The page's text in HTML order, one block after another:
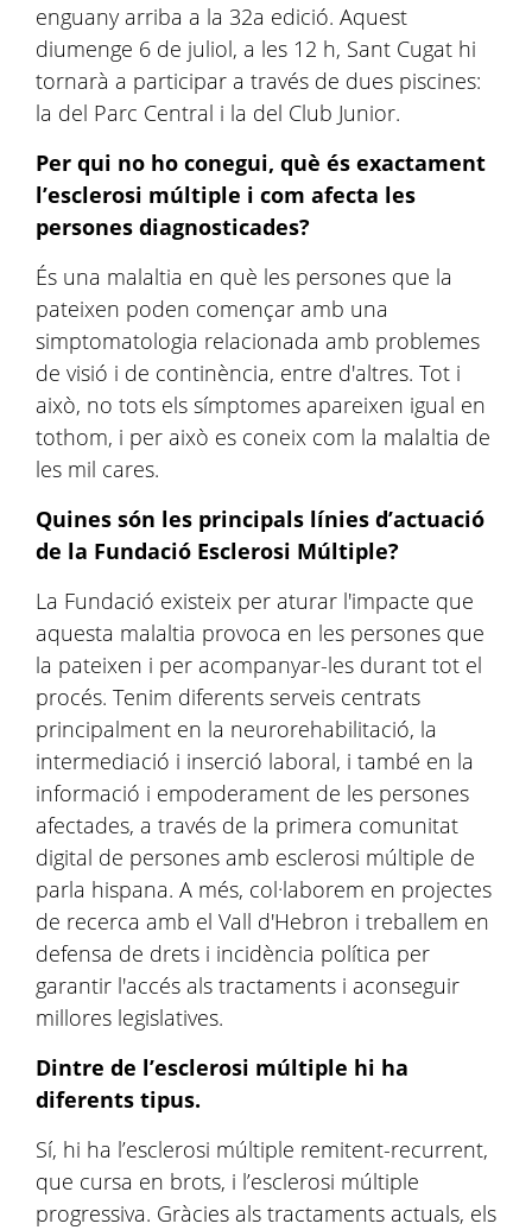
enguany arriba a la 32a edició. Aquest
diumenge 6 de juliol, a les 12 h, Sant Cugat hi
tornarà a participar a través de dues piscines:
la del Parc Central i la del Club Junior.
Per qui no ho conegui, què és exactament
l’esclerosi múltiple i com afecta les
persones diagnosticades?
És una malaltia en què les persones que la
pateixen poden començar amb una
simptomatologia relacionada amb problemes
de visió i de continència, entre d'altres. Tot i
això, no tots els símptomes apareixen igual en
tothom, i per això es coneix com la malaltia de
les mil cares.
Quines són les principals línies d’actuació
de la Fundació Esclerosi Múltiple?
La Fundació existeix per aturar l'impacte que
aquesta malaltia provoca en les persones que
la pateixen i per acompanyar-les durant tot el
procés. Tenim diferents serveis centrats
principalment en la neurorehabilitació, la
intermediació i inserció laboral, i també en la
informació i empoderament de les persones
afectades, a través de la primera comunitat
digital de persones amb esclerosi múltiple de
parla hispana. A més, col·laborem en projectes
de recerca amb el Vall d'Hebron i treballem en
defensa de drets i incidència política per
garantir l'accés als tractaments i aconseguir
millores legislatives.
Dintre de l’esclerosi múltiple hi ha
diferents tipus.
Sí, hi ha l’esclerosi múltiple remitent-recurrent,
que cursa en brots, i l’esclerosi múltiple
progressiva. Gràcies als tractaments actuals, els